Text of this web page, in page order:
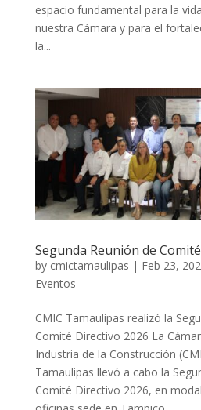
espacio fundamental para la
nuestra Cámara y para el
la...
Segunda Reunión de
by cmictamaulipas | Feb 23,
Eventos
CMIC Tamaulipas realizó la
Comité Directivo 2026 La
Industria de la Construcción
Tamaulipas llevó a cabo la
Comité Directivo 2026, en